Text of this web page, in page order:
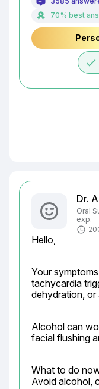
70% best
done
Dr.
Oral
exp.
Hello,
Your
tachycardia
dehydration, or
Alcohol can
facial flushing
What to do
Avoid alcohol,